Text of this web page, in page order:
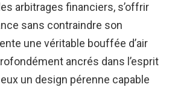
arbitrages financiers, s’offrir
sans contraindre son
une véritable bouffée d’air
ancrés dans l’esprit
un design pérenne capable